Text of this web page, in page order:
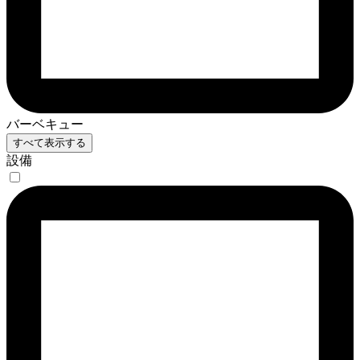
バーベキュー
すべて表示する
設備